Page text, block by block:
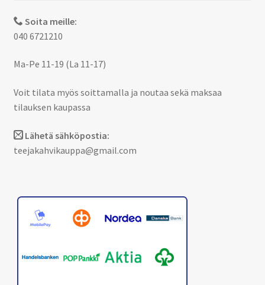
Soita meille:
040 6721210
Ma-Pe 11-19 (La 11-17)
Voit tilata myös soittamalla ja noutaa sekä maksaa
tilauksen kaupassa
Lähetä sähköpostia:
teejakahvikauppa@gmail.com